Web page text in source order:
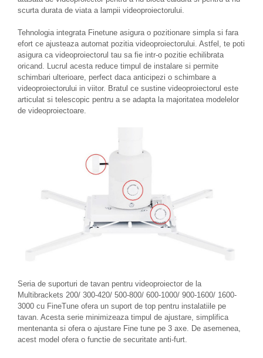
All in One
Conectivitate si Accesorii
Monitoare
Tablete si Accesorii
Imprimante si Multifunctionale
Imprimante
Multifunctionale
Videoconferinta si Colaborare
Boxe si Soundbar
Tehnologie Educationala
Kit Robotic Educational
Mobilier Invatamant
Mobilier Cresa si Gradinita
Mese gradinita
Scaune Gradinita
Paturi gradinita
scurta durata de viata a lampii videoproiectorului.
Tehnologia integrata Finetune asigura o pozitionare simpla si fara
efort ce ajusteaza automat pozitia videoproiectorului. Astfel, te poti
asigura ca videoproiectorul tau sa fie intr-o pozitie echilibrata
oricand. Lucrul acesta reduce timpul de instalare si permite
schimbari ulterioare, perfect daca anticipezi o schimbare a
videoproiectorului in viitor. Bratul ce sustine videoproiectorul este
articulat si telescopic pentru a se adapta la majoritatea modelelor
de videoproiectoare.
Seria de suporturi de tavan pentru videoproiector de la
Multibrackets 200/ 300-420/ 500-800/ 600-1000/ 900-1600/ 1600-
3000 cu FineTune ofera un suport de top pentru instalatiile pe
tavan. Acesta serie minimizeaza timpul de ajustare, simplifica
mentenanta si ofera o ajustare Fine tune pe 3 axe. De asemenea,
acest model ofera o functie de securitate anti-furt.